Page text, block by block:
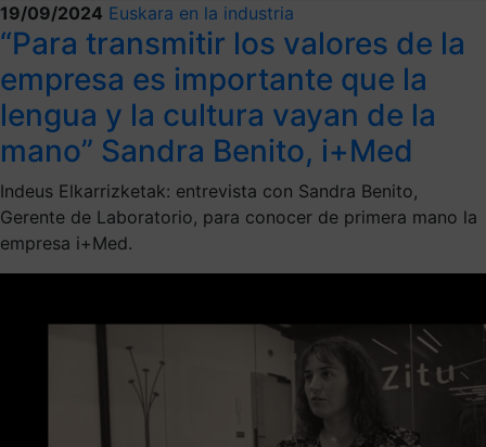
19/09/2024 Euskara en la industria
“Para transmitir los valores de la
empresa es importante que la
lengua y la cultura vayan de la
mano” Sandra Benito, i+Med
Indeus Elkarrizketak: entrevista con Sandra Benito,
Gerente de Laboratorio, para conocer de primera mano la
empresa i+Med.